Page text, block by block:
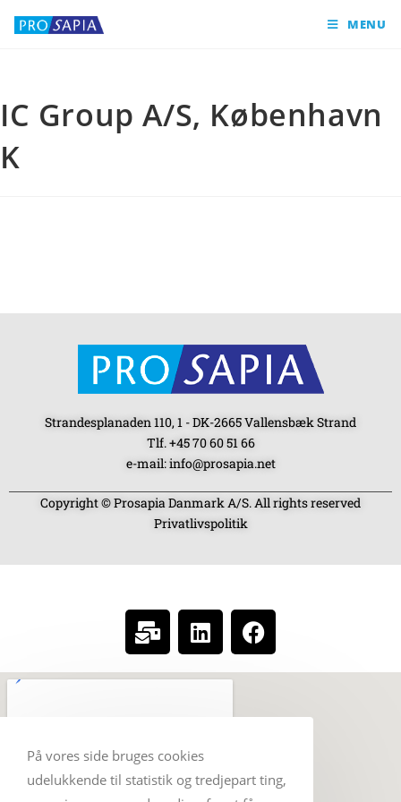
MENU
IC Group A/S, København
K
Strandesplanaden 110, 1 - DK-2665 Vallensbæk Strand
Tlf. +45 70 60 51 66
e-mail: info@prosapia.net
Copyright © Prosapia Danmark A/S. All rights reserved
Privatlivspolitik
På vores side bruges cookies
udelukkende til statistik og tredjepart ting,